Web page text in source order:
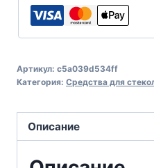
Артикул: c5a039d534ff
Категория: Средства для
Описание